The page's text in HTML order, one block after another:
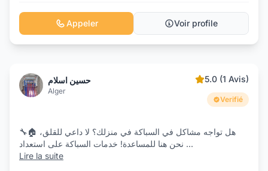
Appeler Voir profile
حسين اسلام
Alger
5.0 (1 Avis)
Verifié
🔧🏠 هل تواجه مشاكل في السباكة في منزلك؟ لا داعي للقلق،
...
Lire la suite